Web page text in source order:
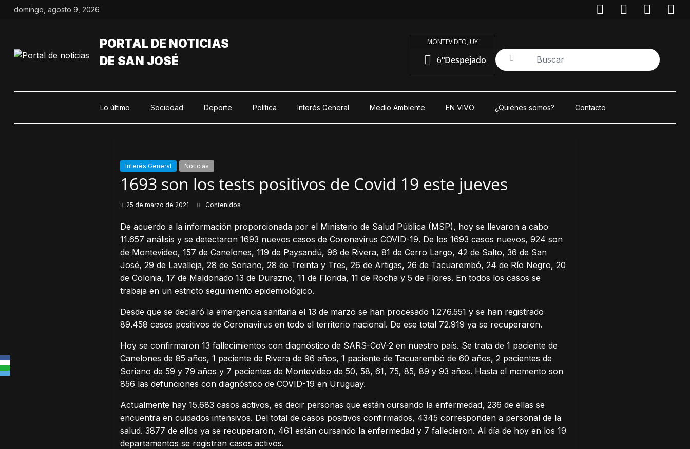
Saltardomingo, agosto 9, 2026
PORTAL DE NOTICIAS
DE SAN JOSÉ
MONTEVIDEO, UY
6°Despejado
Lo último Sociedad Deporte Política Interés General Medio Ambiente EN VIVO ¿Quiénes somos? Contacto
Interés General Noticias
1693 son los tests positivos de Covid 19 este jueves
25 de marzo de 2021 Contenidos
De acuerdo a la información proporcionada por el Ministerio de Salud Pública (MSP), hoy se llevaron a cabo
11.657 análisis y se detectaron 1693 nuevos casos de Coronavirus COVID-19. De los 1693 casos nuevos, 924 son
de Montevideo, 157 de Canelones, 119 de Paysandú, 96 de Rivera, 81 de Cerro Largo, 42 de Salto, 36 de San
José, 29 de Lavalleja, 28 de Soriano, 28 de Treinta y Tres, 26 de Artigas, 26 de Tacuarembó, 24 de Río Negro, 20
de Colonia, 17 de Maldonado 13 de Durazno, 11 de Florida, 11 de Rocha y 5 de Flores. En todos los casos se
trabaja en un estricto seguimiento epidemiológico.
Desde que se declaró la emergencia sanitaria el 13 de marzo se han procesado 1.276.551 y se han registrado
89.458 casos positivos de Coronavirus en todo el territorio nacional. De ese total 72.919 ya se recuperaron.
Hoy se confirmaron 13 fallecimientos con diagnóstico de SARS-CoV-2 en nuestro país. Se trata de 1 paciente de
Canelones de 85 años, 1 paciente de Rivera de 96 años, 1 paciente de Tacuarembó de 60 años, 2 pacientes de
Soriano de 59 y 79 años y 7 pacientes de Montevideo de 50, 58, 61, 75, 85, 89 y 93 años. Hasta el momento son
856 las defunciones con diagnóstico de COVID-19 en Uruguay.
Actualmente hay 15.683 casos activos, es decir personas que están cursando la enfermedad, 236 de ellas se
encuentra en cuidados intensivos. Del total de casos positivos confirmados, 4345 corresponden a personal de la
salud. 3877 de ellos ya se recuperaron, 461 están cursando la enfermedad y 7 fallecieron. Al día de hoy en los 19
departamentos se registran casos activos.